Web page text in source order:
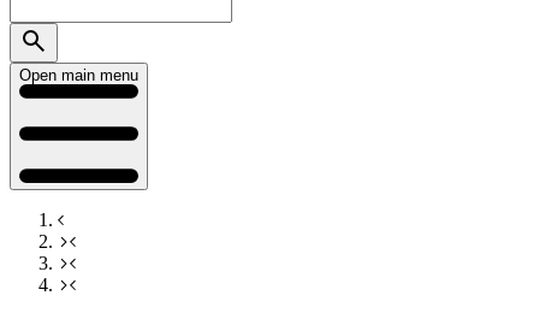
Open main menu